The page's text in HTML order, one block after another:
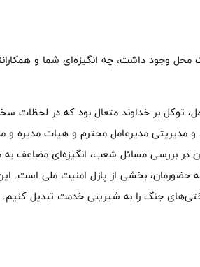
محل وجود داشت، چه انگیزه‌ای شما و
توکل بر خداوند متعال بود که در لحظات
مدیریتی مدیرعامل محترم و هیات مدیره
در بررسی مسائل شعب، انگیزه‌ای مضاعف به
حضورمان، بخشی از پازل امنیت ملی است.
جنگ را به شیرینی خدمت تبدیل کنیم.